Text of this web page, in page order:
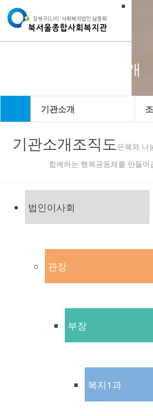
기관소개
기관소개
기관소개조직도은혜와 나
함께하는 행복공동체를 만들어
법인이사회
관장
부장
복지1과